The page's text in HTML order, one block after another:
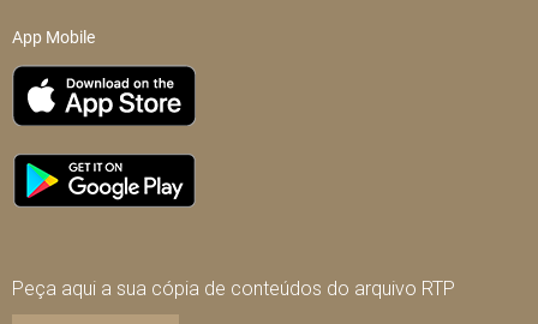
App Mobile
Peça aqui a sua cópia de conteúdos do arquivo RTP